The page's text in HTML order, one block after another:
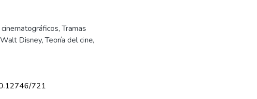
,Tramas
Walt Disney,Teoría del cine,
721